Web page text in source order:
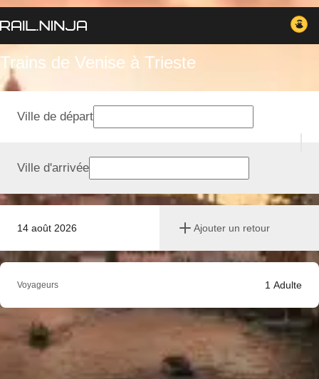
Trains de Venise à Trieste
14 août 2026 Ajouter un retour
Ville de départ
Ville d'arrivée
Voyageurs 1 Adulte